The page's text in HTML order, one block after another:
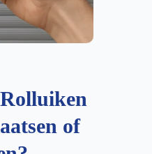
of